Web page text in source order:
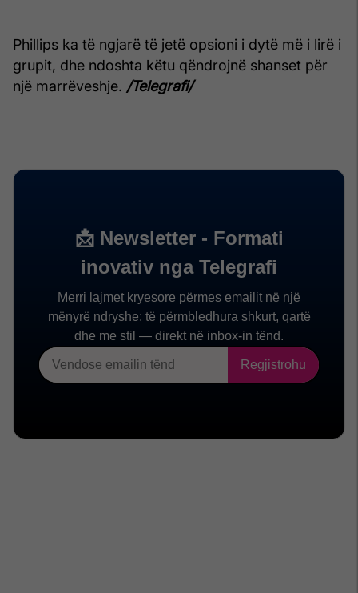
Phillips ka të ngjarë të jetë opsioni i dytë më i lirë i
grupit, dhe ndoshta këtu qëndrojnë shanset për
një marrëveshje. /Telegrafi/